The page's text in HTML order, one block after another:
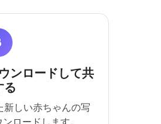
ンロードして共
る
しい赤ちゃんの写